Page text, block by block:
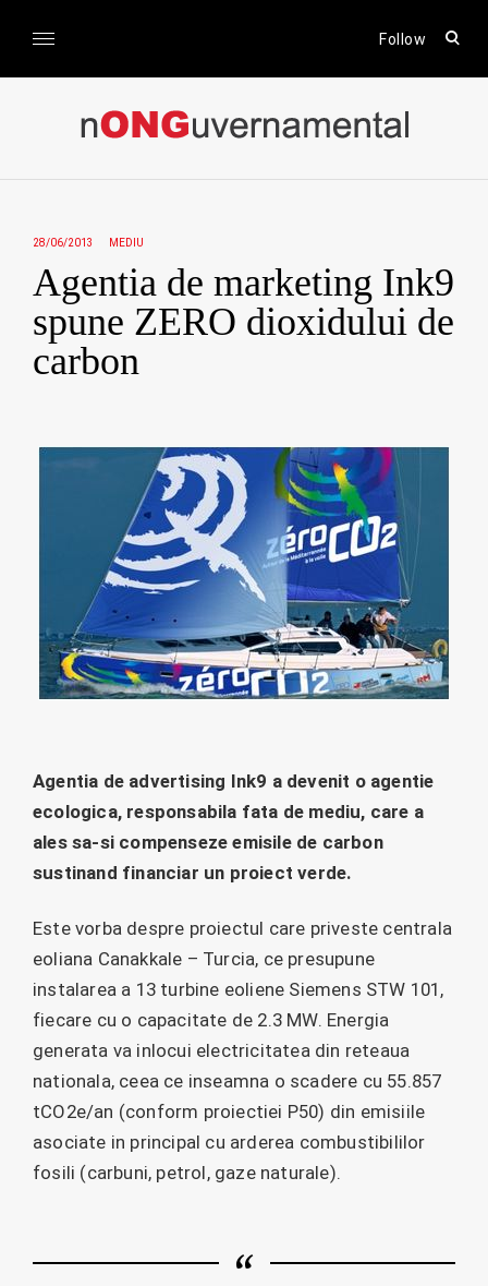
Follow
open
form
nONGuvernamental
28/06/2013 MEDIU
Agentia de marketing Ink9
spune ZERO dioxidului de
carbon
Agentia de advertising Ink9 a devenit o agentie
ecologica, responsabila fata de mediu, care a
ales sa-si compenseze emisile de carbon
sustinand financiar un proiect verde.
Este vorba despre proiectul care priveste centrala
eoliana Canakkale – Turcia, ce presupune
instalarea a 13 turbine eoliene Siemens STW 101,
fiecare cu o capacitate de 2.3 MW. Energia
generata va inlocui electricitatea din reteaua
nationala, ceea ce inseamna o scadere cu 55.857
tCO2e/an (conform proiectiei P50) din emisiile
asociate in principal cu arderea combustibililor
fosili (carbuni, petrol, gaze naturale).